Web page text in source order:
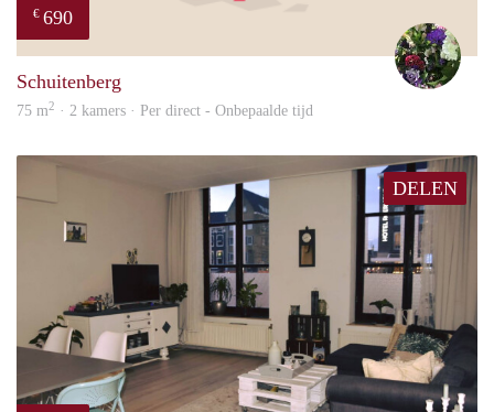
€ 690
Schuitenberg
75 m2 · 2 kamers · Per direct - Onbepaalde tijd
DELEN